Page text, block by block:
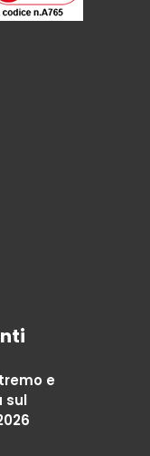
e
sul